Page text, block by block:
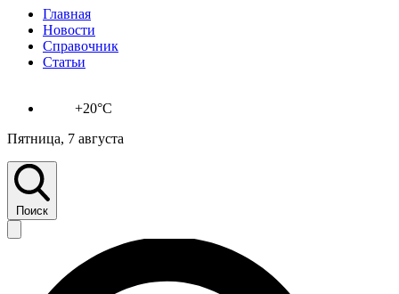
Главная
Новости
Справочник
Статьи
+20°C
Пятница, 7 августа
Поиск